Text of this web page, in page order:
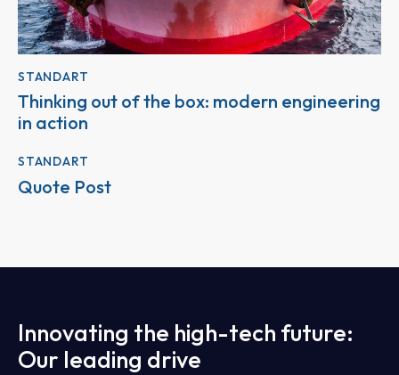
STANDART
Thinking out of the box: modern engineering
in action
STANDART
Quote Post
Innovating the high-tech future:
Our leading drive